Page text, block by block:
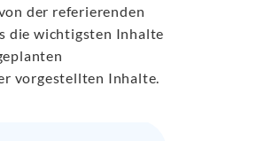
der referierenden
die wichtigsten Inhalte
vorgestellten Inhalte.